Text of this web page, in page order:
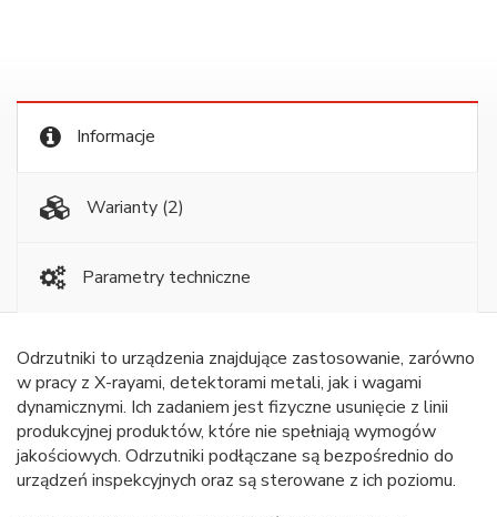
Informacje
Warianty (2)
Parametry techniczne
Odrzutniki to urządzenia znajdujące zastosowanie, zarówno
w pracy z X-rayami, detektorami metali, jak i wagami
dynamicznymi. Ich zadaniem jest fizyczne usunięcie z linii
produkcyjnej produktów, które nie spełniają wymogów
jakościowych. Odrzutniki podłączane są bezpośrednio do
urządzeń inspekcyjnych oraz są sterowane z ich poziomu.